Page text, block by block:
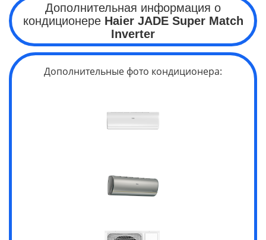
Дополнительная информация о
кондиционере Haier JADE Super Match
Inverter
Дополнительные фото кондиционера: